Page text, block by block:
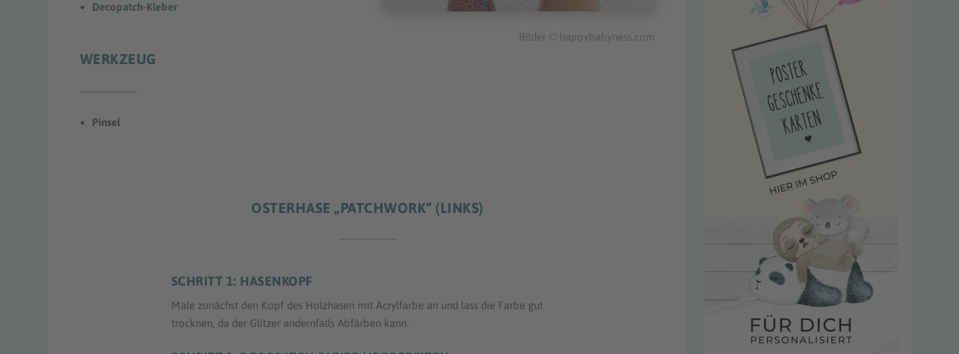
Decopatch-Kleber
WERKZEUG
Pinsel
Bilder © happybabyness.com
OSTERHASE „PATCHWORK“ (LINKS)
SCHRITT 1: HASENKOPF
Male zunächst den Kopf des Holzhasen mit Acrylfarbe an und lass die Farbe gut
trocknen, da der Glitzer andernfalls Abfärben kann.